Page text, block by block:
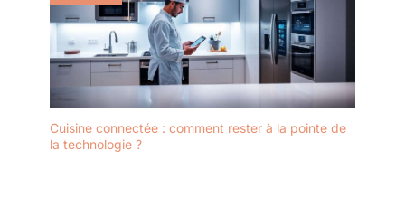
Cuisine connectée : comment rester à la pointe de
la technologie ?